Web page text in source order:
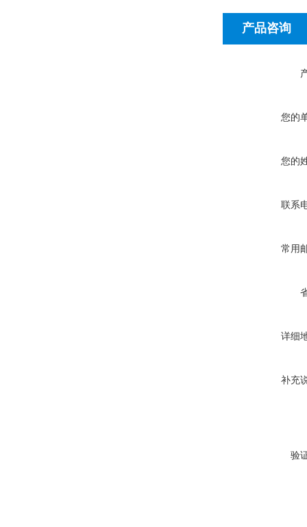
产品咨询
您的
您的
联系
常用
详细
补充
验